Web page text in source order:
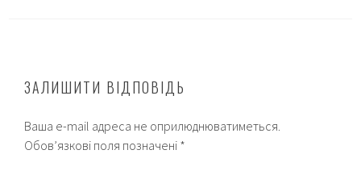
ЗАЛИШИТИ ВІДПОВІДЬ
Ваша e-mail адреса не оприлюднюватиметься.
Обов’язкові поля позначені *